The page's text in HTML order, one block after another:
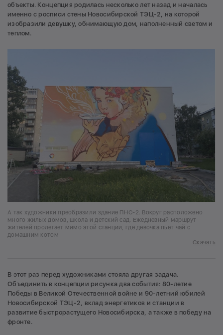
объекты. Концепция родилась несколько лет назад и началась
именно с росписи стены Новосибирской ТЭЦ-2, на которой
изобразили девушку, обнимающую дом, наполненный светом и
теплом.
А так художники преобразили здание ПНС-2. Вокруг расположено
много жилых домов, школа и детский сад. Ежедневный маршрут
жителей пролегает мимо этой станции, где девочка пьет чай с
домашним котом
Скачать
В этот раз перед художниками стояла другая задача.
Объединить в концепции рисунка два события: 80-летие
Победы в Великой Отечественной войне и 90-летний юбилей
Новосибирской ТЭЦ-2, вклад энергетиков и станции в
развитие быстрорастущего Новосибирска, а также в победу на
фронте.